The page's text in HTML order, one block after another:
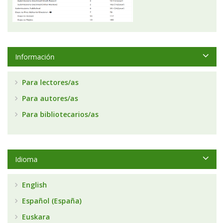
Información
Para lectores/as
Para autores/as
Para bibliotecarios/as
Idioma
English
Español (España)
Euskara